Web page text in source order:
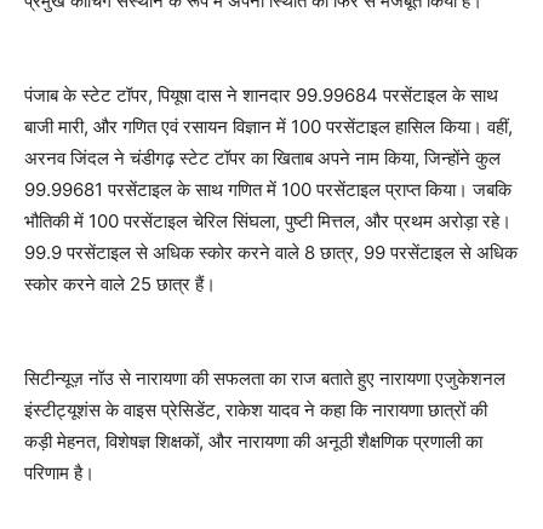
पंजाब के स्टेट टॉपर, पियूषा दास ने शानदार 99.99684 परसेंटाइल के साथ
बाजी मारी, और गणित एवं रसायन विज्ञान में 100 परसेंटाइल हासिल किया। वहीं,
अरनव जिंदल ने चंडीगढ़ स्टेट टॉपर का खिताब अपने नाम किया, जिन्होंने कुल
99.99681 परसेंटाइल के साथ गणित में 100 परसेंटाइल प्राप्त किया। जबकि
भौतिकी में 100 परसेंटाइल चेरिल सिंघला, पुष्टी मित्तल, और प्रथम अरोड़ा रहे।
99.9 परसेंटाइल से अधिक स्कोर करने वाले 8 छात्र, 99 परसेंटाइल से अधिक
स्कोर करने वाले 25 छात्र हैं।
सिटीन्यूज़ नॉउ से नारायणा की सफलता का राज बताते हुए नारायणा एजुकेशनल
इंस्टीट्यूशंस के वाइस प्रेसिडेंट, राकेश यादव ने कहा कि नारायणा छात्रों की
कड़ी मेहनत, विशेषज्ञ शिक्षकों, और नारायणा की अनूठी शैक्षणिक प्रणाली का
परिणाम है।